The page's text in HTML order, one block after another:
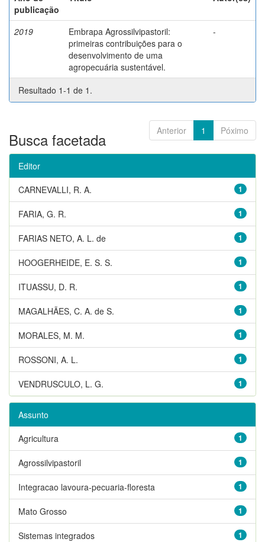
publicação
2019
Embrapa Agrossilvipastoril:
primeiras contribuições para o
desenvolvimento de uma
agropecuária sustentável.
-
Resultado 1-1 de 1.
Anterior 1 Póximo
Busca facetada
Editor
1
CARNEVALLI, R. A.
1
FARIA, G. R.
1
FARIAS NETO, A. L. de
1
HOOGERHEIDE, E. S. S.
1
ITUASSU, D. R.
1
MAGALHÃES, C. A. de S.
1
MORALES, M. M.
1
ROSSONI, A. L.
1
VENDRUSCULO, L. G.
Assunto
1
Agricultura
1
Agrossilvipastoril
1
Integracao lavoura-pecuaria-floresta
1
Mato Grosso
1
Sistemas integrados